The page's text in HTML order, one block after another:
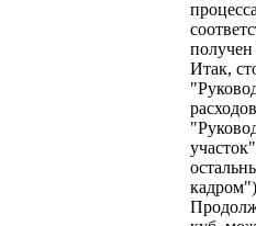
получен
Итак,